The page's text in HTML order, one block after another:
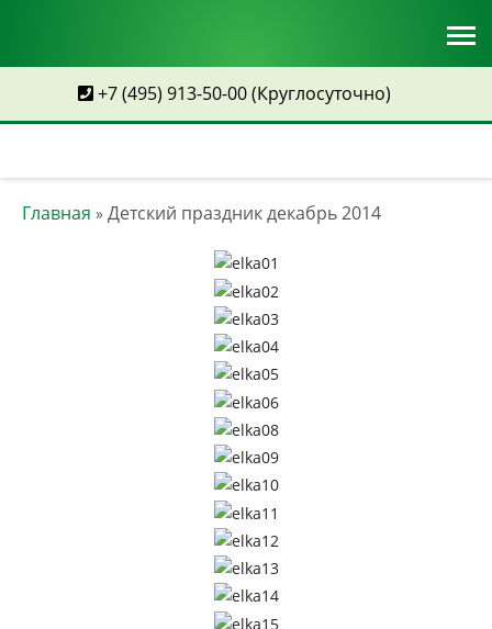
+7 (495) 913-50-00(Круглосуточно)
Главная » Детский праздник декабрь 2014